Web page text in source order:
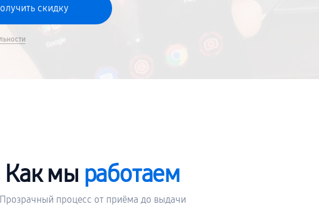
Как мы работаем
Прозрачный процесс от приёма до выдачи